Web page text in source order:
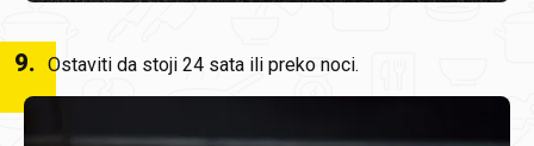
9. Ostaviti da stoji 24 sata ili preko noci.